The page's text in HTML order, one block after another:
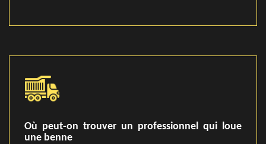
Où peut-on trouver un professionnel qui loue
une benne